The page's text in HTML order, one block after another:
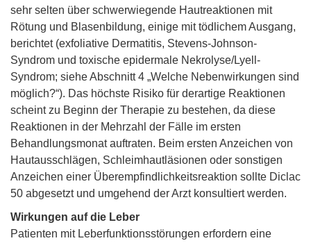
sehr selten über schwerwiegende Hautreaktionen mit
Rötung und Blasenbildung, einige mit tödlichem Ausgang,
berichtet (exfoliative Dermatitis, Stevens-Johnson-
Syndrom und toxische epidermale Nekrolyse/Lyell-
Syndrom; siehe Abschnitt 4 „Welche Nebenwirkungen sind
möglich?“). Das höchste Risiko für derartige Reaktionen
scheint zu Beginn der Therapie zu bestehen, da diese
Reaktionen in der Mehrzahl der Fälle im ersten
Behandlungsmonat auftraten. Beim ersten Anzeichen von
Hautausschlägen, Schleimhautläsionen oder sonstigen
Anzeichen einer Überempfindlichkeitsreaktion sollte Diclac
50 abgesetzt und umgehend der Arzt konsultiert werden.
Wirkungen auf die Leber
Patienten mit Leberfunktionsstörungen erfordern eine